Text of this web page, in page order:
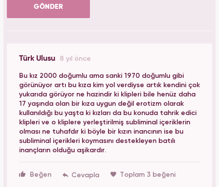
GÖNDER
Türk Ulusu 8 yıl önce
Bu kız 2000 doğumlu ama sanki 1970 doğumlu gibi
görünüyor artı bu kıza kim yol verdiyse artık kendini çok
yukarıda görüyor ne hazindir ki klipleri bile henüz daha
17 yaşında olan bir kıza uygun değil erotizm olarak
kullanıldığı bu yaşta ki kızları da bu konuda tahrik edici
klipleri ve o kliplere yerleştirilmiş subliminal içeriklerin
olması ne tuhafdır ki böyle bir kızın inancının ise bu
subliminal içerikleri koymasını destekleyen batılı
inançların olduğu aşikardır.
Beğen Toplam 3 beğeni